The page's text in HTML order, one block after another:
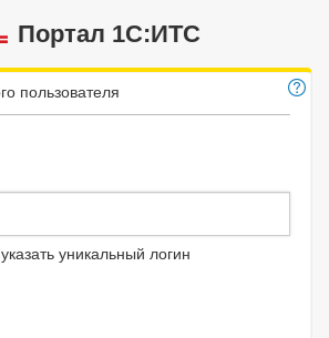
Портал 1C:ИТС
пользователя
уникальный логин